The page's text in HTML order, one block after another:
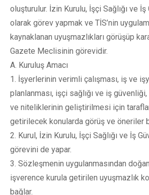
oluşturulur. İzin Kurulu, İşçi Sağlığı ve
olarak görev yapmak ve TİS’nin
kaynaklanan uyuşmazlıkları görüşüp
Gazete Meclisinin görevidir.
A. Kuruluş Amacı
1. İşyerlerinin verimli çalışması, iş ve
planlanması, işçi sağlığı ve iş
ve niteliklerinin geliştirilmesi için
getirilecek konularda görüş ve öneriler
2. Kurul, İzin Kurulu, İşçi Sağlığı ve İş
görevini de yapar.
3. Sözleşmenin uygulanmasından
işverence kurula getirilen uyuşmazlık
bağlar.